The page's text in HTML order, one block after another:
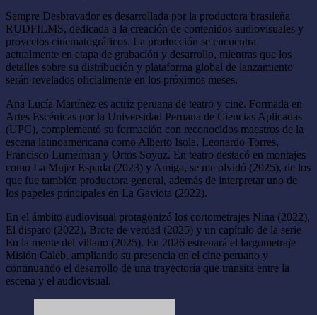
Sempre Desbravador es desarrollada por la productora brasileña
RUDFILMS, dedicada a la creación de contenidos audiovisuales y
proyectos cinematográficos. La producción se encuentra
actualmente en etapa de grabación y desarrollo, mientras que los
detalles sobre su distribución y plataforma global de lanzamiento
serán revelados oficialmente en los próximos meses.
Ana Lucía Martínez es actriz peruana de teatro y cine. Formada en
Artes Escénicas por la Universidad Peruana de Ciencias Aplicadas
(UPC), complementó su formación con reconocidos maestros de la
escena latinoamericana como Alberto Isola, Leonardo Torres,
Francisco Lumerman y Ortos Soyuz. En teatro destacó en montajes
como La Mujer Espada (2023) y Amiga, se me olvidó (2025), de los
que fue también productora general, además de interpretar uno de
los papeles principales en La Gaviota (2022).
En el ámbito audiovisual protagonizó los cortometrajes Nina (2022),
El disparo (2022), Brote de verdad (2025) y un capítulo de la serie
En la mente del villano (2025). En 2026 estrenará el largometraje
Misión Caleb, ampliando su presencia en el cine peruano y
continuando el desarrollo de una trayectoria que transita entre la
escena y el audiovisual.